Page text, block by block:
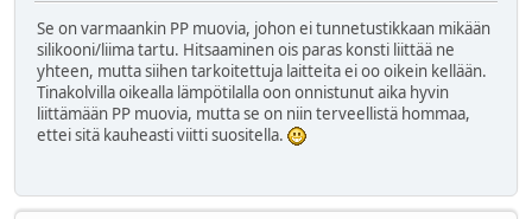
Se on varmaankin PP muovia, johon ei tunnetustikkaan mikään
silikooni/liima tartu. Hitsaaminen ois paras konsti liittää ne
yhteen, mutta siihen tarkoitettuja laitteita ei oo oikein kellään.
Tinakolvilla oikealla lämpötilalla oon onnistunut aika hyvin
liittämään PP muovia, mutta se on niin terveellistä hommaa,
ettei sitä kauheasti viitti suositella.